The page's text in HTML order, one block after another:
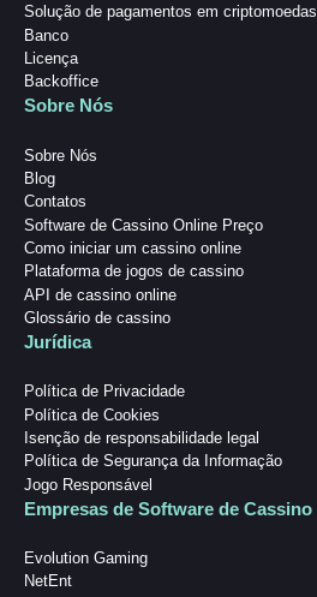
Solução de pagamentos em criptomoedas
Banco
Licença
Backoffice
Sobre Nós
Sobre Nós
Blog
Contatos
Software de Cassino Online Preço
Como iniciar um cassino online
Plataforma de jogos de cassino
API de cassino online
Glossário de cassino
Jurídica
Política de Privacidade
Política de Cookies
Isenção de responsabilidade legal
Política de Segurança da Informação
Jogo Responsável
Empresas de Software de Cassino
Evolution Gaming
NetEnt